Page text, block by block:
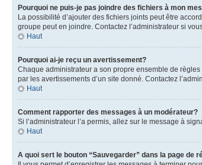
Pourquoi ne puis-je pas joindre des fichiers à mon
La possibilité d’ajouter des fichiers joints peut être
groupe peut en joindre. Contactez l’administrateur si
Haut
Pourquoi ai-je reçu un avertissement?
Chaque administrateur a son propre ensemble de
par les avertissements d’un site donné. Contactez
Haut
Comment rapporter des messages à un modérateur?
Si l’administrateur l’a permis, allez sur le message à
Haut
A quoi sert le bouton “Sauvegarder” dans la page de